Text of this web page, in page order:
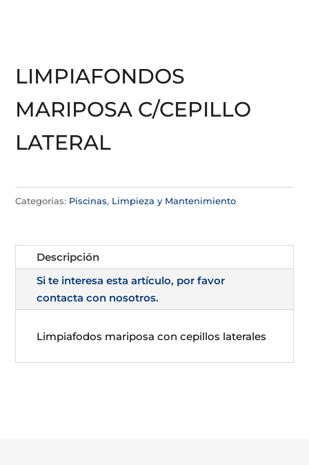
LIMPIAFONDOS
MARIPOSA C/CEPILLO
LATERAL
Categorías: Piscinas, Limpieza y Mantenimiento
Descripción
Si te interesa esta artículo, por favor
contacta con nosotros.
Limpiafodos mariposa con cepillos laterales